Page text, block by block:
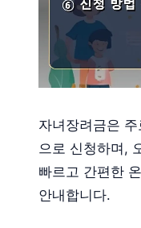
자녀장려금은
으로 신청하며,
빠르고 간편한
안내합니다.